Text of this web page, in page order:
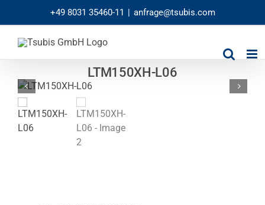
+49 8031 35460-11 | anfrage@tsubis.com
LTM150XH-L06